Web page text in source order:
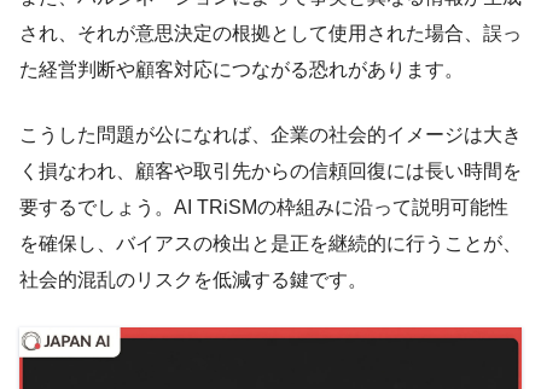
され、それが意思決定の根拠として使用された場合、誤っ
た経営判断や顧客対応につながる恐れがあります。
こうした問題が公になれば、企業の社会的イメージは大き
く損なわれ、顧客や取引先からの信頼回復には長い時間を
要するでしょう。AI TRiSMの枠組みに沿って説明可能性
を確保し、バイアスの検出と是正を継続的に行うことが、
社会的混乱のリスクを低減する鍵です。